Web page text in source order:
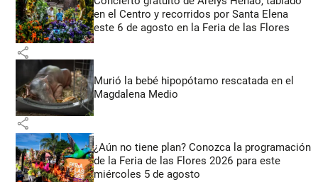
en el Centro y recorridos por Santa Elena
este 6 de agosto en la Feria de las Flores
share
Murió la bebé hipopótamo rescatada en el
Magdalena Medio
share
¿Aún no tiene plan? Conozca la programación
de la Feria de las Flores 2026 para este
miércoles 5 de agosto